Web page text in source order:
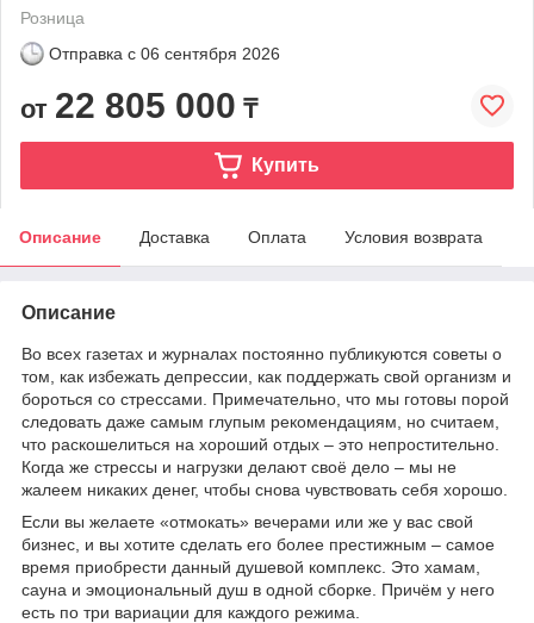
Розница
Отправка с 06 сентября 2026
от 22 805 000 ₸
Купить
Описание Доставка Оплата Условия возврата
Описание
Во всех газетах и журналах постоянно публикуются советы о
том, как избежать депрессии, как поддержать свой организм и
бороться со стрессами. Примечательно, что мы готовы порой
следовать даже самым глупым рекомендациям, но считаем,
что раскошелиться на хороший отдых – это непростительно.
Когда же стрессы и нагрузки делают своё дело – мы не
жалеем никаких денег, чтобы снова чувствовать себя хорошо.
Если вы желаете «отмокать» вечерами или же у вас свой
бизнес, и вы хотите сделать его более престижным – самое
время приобрести данный душевой комплекс. Это хамам,
сауна и эмоциональный душ в одной сборке. Причём у него
есть по три вариации для каждого режима.